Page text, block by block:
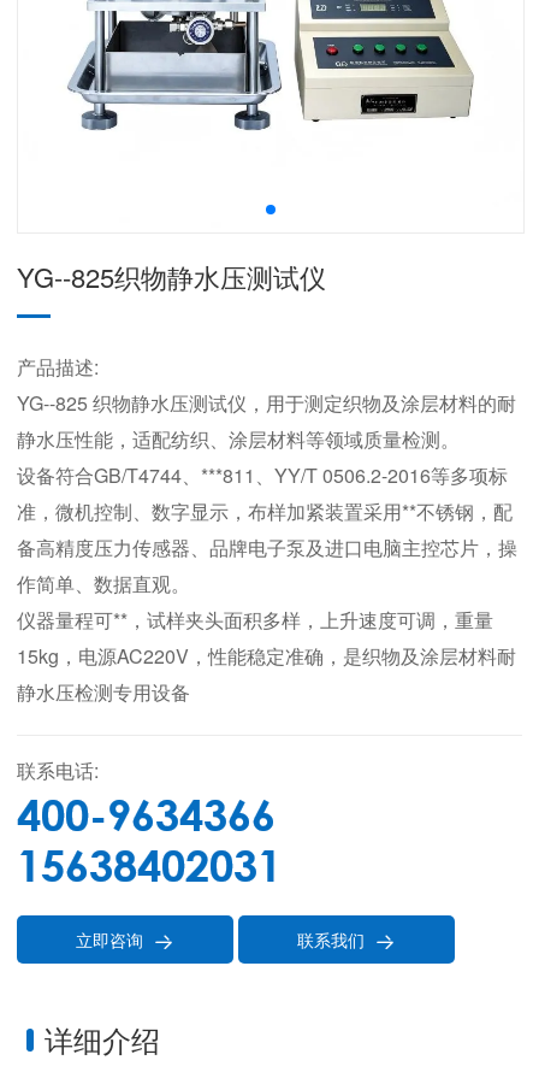
YG--825织物静水压测试仪
产品描述:
YG--825 织物静水压测试仪，用于测定织物及涂层材料的耐
静水压性能，适配纺织、涂层材料等领域质量检测。
设备符合GB/T4744、***811、YY/T 0506.2-2016等多项标
准，微机控制、数字显示，布样加紧装置采用**不锈钢，配
备高精度压力传感器、品牌电子泵及进口电脑主控芯片，操
作简单、数据直观。
仪器量程可**，试样夹头面积多样，上升速度可调，重量
15kg，电源AC220V，性能稳定准确，是织物及涂层材料耐
静水压检测专用设备
联系电话:
400-9634366
15638402031
立即咨询  联系我们 
详细介绍